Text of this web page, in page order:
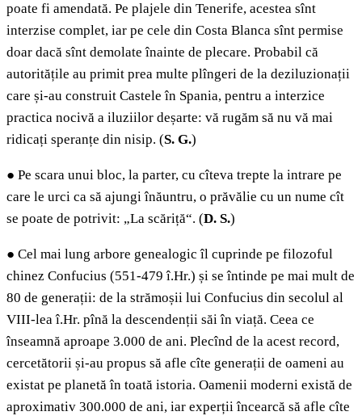
poate fi amendată. Pe plajele din Tenerife, acestea sînt
interzise complet, iar pe cele din Costa Blanca sînt permise
doar dacă sînt demolate înainte de plecare. Probabil că
autoritățile au primit prea multe plîngeri de la deziluzionații
care și-au construit Castele în Spania, pentru a interzice
practica nocivă a iluziilor deșarte: vă rugăm să nu vă mai
ridicați speranțe din nisip. (S. G.)
● Pe scara unui bloc, la parter, cu cîteva trepte la intrare pe
care le urci ca să ajungi înăuntru, o prăvălie cu un nume cît
se poate de potrivit: „La scăriță“. (D. S.)
● Cel mai lung arbore genealogic îl cuprinde pe filozoful
chinez Confucius (551-479 î.Hr.) și se întinde pe mai mult de
80 de generații: de la strămoșii lui Confucius din secolul al
VIII-lea î.Hr. pînă la descendenții săi în viață. Ceea ce
înseamnă aproape 3.000 de ani. Plecînd de la acest record,
cercetătorii și-au propus să afle cîte generații de oameni au
existat pe planetă în toată istoria. Oamenii moderni există de
aproximativ 300.000 de ani, iar experții încearcă să afle cîte